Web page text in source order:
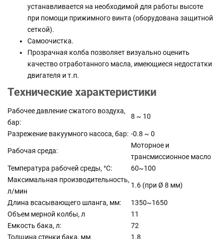
устанавливается на необходимой для работы высоте
при помощи прижимного винта (оборудована защитной
сеткой).
Самоочистка.
Прозрачная колба позволяет визуально оценить
качество отработанного масла, имеющиеся недостатки
двигателя и т.п.
Технические характеристики
Рабочее давление сжатого воздуха,
бар:
8 ~ 10
Разрежение вакуумного насоса, бар: -0.8 ~ 0
Рабочая среда:
Моторное и
трансмиссионное масло
Температура рабочей среды, °С:
60~100
Максимальная производительность,
л/мин
1.6 (при Ø 8 мм)
Длина всасывающего шланга, мм:
1350~1650
Объем мерной колбы, л
11
Емкость бака, л:
72
Толщина стенки бака, мм
1.8